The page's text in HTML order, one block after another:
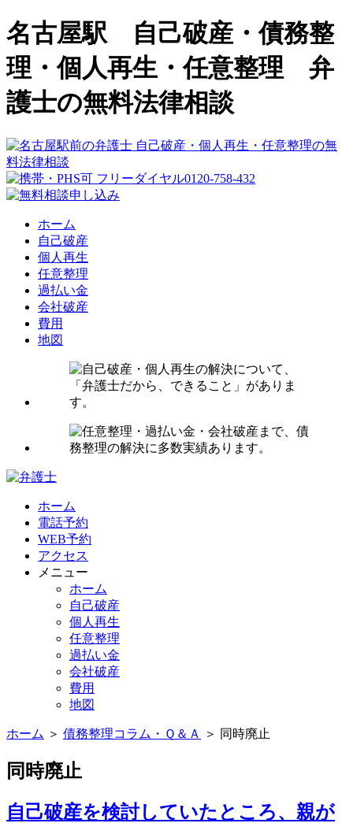
名古屋駅 自己破産・債務整
理・個人再生・任意整理 弁
護士の無料法律相談
ホーム
自己破産
個人再生
任意整理
過払い金
会社破産
費用
地図
ホーム
電話予約
WEB予約
アクセス
メニュー
ホーム
自己破産
個人再生
任意整理
過払い金
会社破産
費用
地図
ホーム ＞ 債務整理コラム・Ｑ＆Ａ ＞ 同時廃止
同時廃止
自己破産を検討していたところ、親が